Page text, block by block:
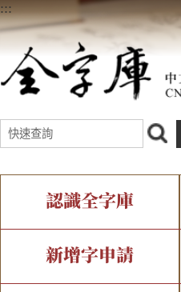
:::
認識全字庫
全字庫介紹
IDS查詢
新增字申請